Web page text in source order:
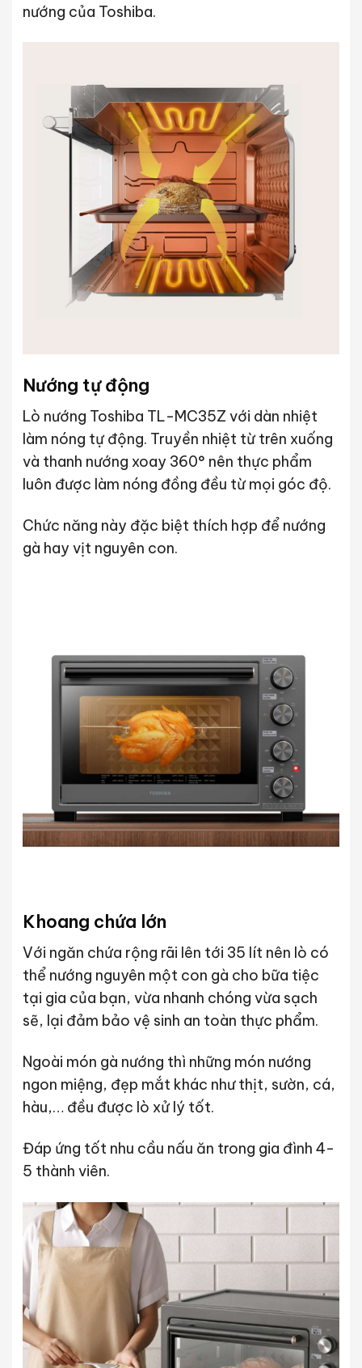
nướng của Toshiba.
Nướng tự động
Lò nướng Toshiba TL-MC35Z với dàn nhiệt
làm nóng tự động. Truyền nhiệt từ trên xuống
và thanh nướng xoay 360° nên thực phẩm
luôn được làm nóng đồng đều từ mọi góc độ.
Chức năng này đặc biệt thích hợp để nướng
gà hay vịt nguyên con.
Khoang chứa lớn
Với ngăn chứa rộng rãi lên tới 35 lít nên lò có
thể nướng nguyên một con gà cho bữa tiệc
tại gia của bạn, vừa nhanh chóng vừa sạch
sẽ, lại đảm bảo vệ sinh an toàn thực phẩm.
Ngoài món gà nướng thì những món nướng
ngon miệng, đẹp mắt khác như thịt, sườn, cá,
hàu,… đều được lò xử lý tốt.
Đáp ứng tốt nhu cầu nấu ăn trong gia đình 4-
5 thành viên.